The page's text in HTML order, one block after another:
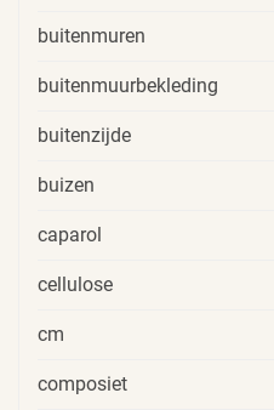
buitenmuren
buitenmuurbekleding
buitenzijde
buizen
caparol
cellulose
cm
composiet